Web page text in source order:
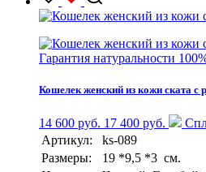
Гарантия натуральности
Кошелек женский из кожи ската с
14 600 руб. 17 400 руб.
Артикул:
ks-089
Размеры:
19 *9,5 *3 см.